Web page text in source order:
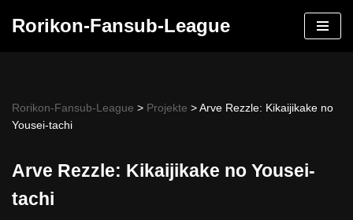
Rorikon-Fansub-League
Rorikon-Fansub-League > Projekte >Arve Rezzle: Kikaijikake no
Yousei-tachi
Arve Rezzle: Kikaijikake no Yousei-
tachi